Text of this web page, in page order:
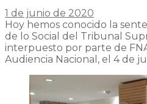
1 de junio de 2020
Hoy hemos conocido la
de lo Social del Tribunal
interpuesto por parte de
Audiencia Nacional, el 4 de